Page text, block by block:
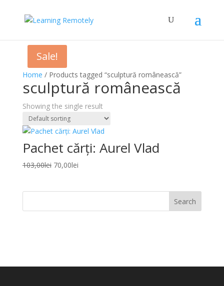
Home / Products tagged “sculptură românească”
sculptură românească
Showing the single result
Sale!
Pachet cărți: Aurel Vlad
103,00lei Original
70,00leiCurrent